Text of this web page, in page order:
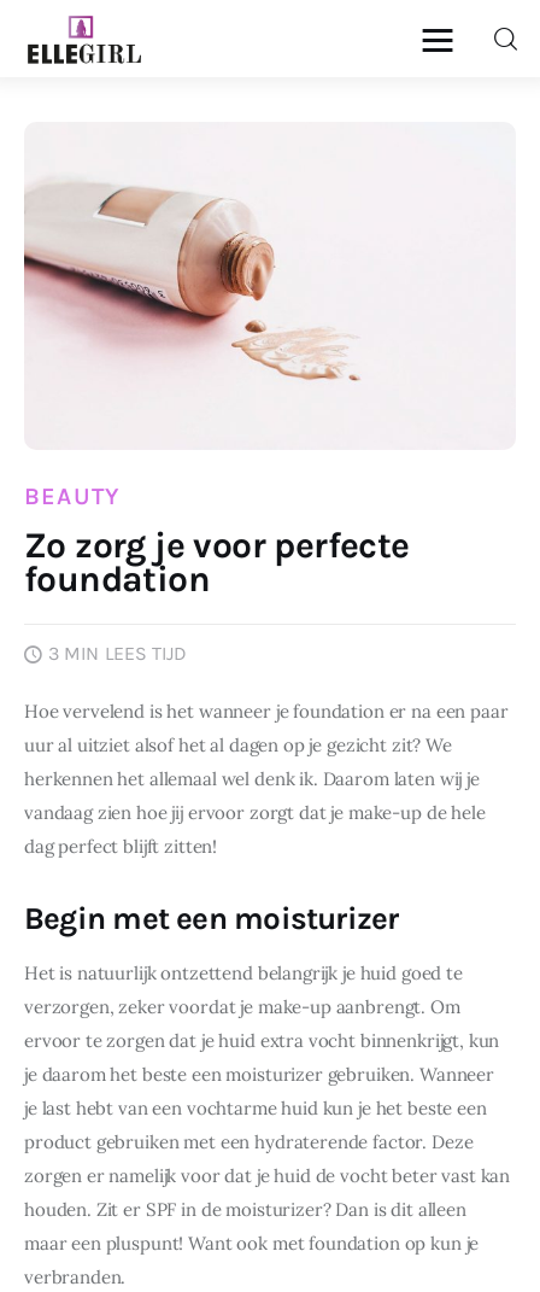
Ellegirl
Fashion
Geld
Gezondheid
Relatie
Wonen
Zakelijk
BEAUTY
Zo zorg je voor perfecte
foundation
3 MIN LEES TIJD
Hoe vervelend is het wanneer je foundation er na een paar
uur al uitziet alsof het al dagen op je gezicht zit? We
herkennen het allemaal wel denk ik. Daarom laten wij je
vandaag zien hoe jij ervoor zorgt dat je make-up de hele
dag perfect blijft zitten!
Begin met een moisturizer
Het is natuurlijk ontzettend belangrijk je huid goed te
verzorgen, zeker voordat je make-up aanbrengt. Om
ervoor te zorgen dat je huid extra vocht binnenkrijgt, kun
je daarom het beste een moisturizer gebruiken. Wanneer
je last hebt van een vochtarme huid kun je het beste een
product gebruiken met een hydraterende factor. Deze
zorgen er namelijk voor dat je huid de vocht beter vast kan
houden. Zit er SPF in de moisturizer? Dan is dit alleen
maar een pluspunt! Want ook met foundation op kun je
verbranden.